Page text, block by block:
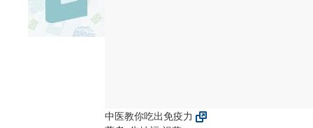
中医教你吃出免疫力